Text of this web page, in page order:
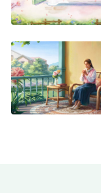
은 왜 믿지 못하
계시를 받지 못
고 말하느냐?
먼저 알려야 하
하느냐? 이사
라고 말했을 뿐